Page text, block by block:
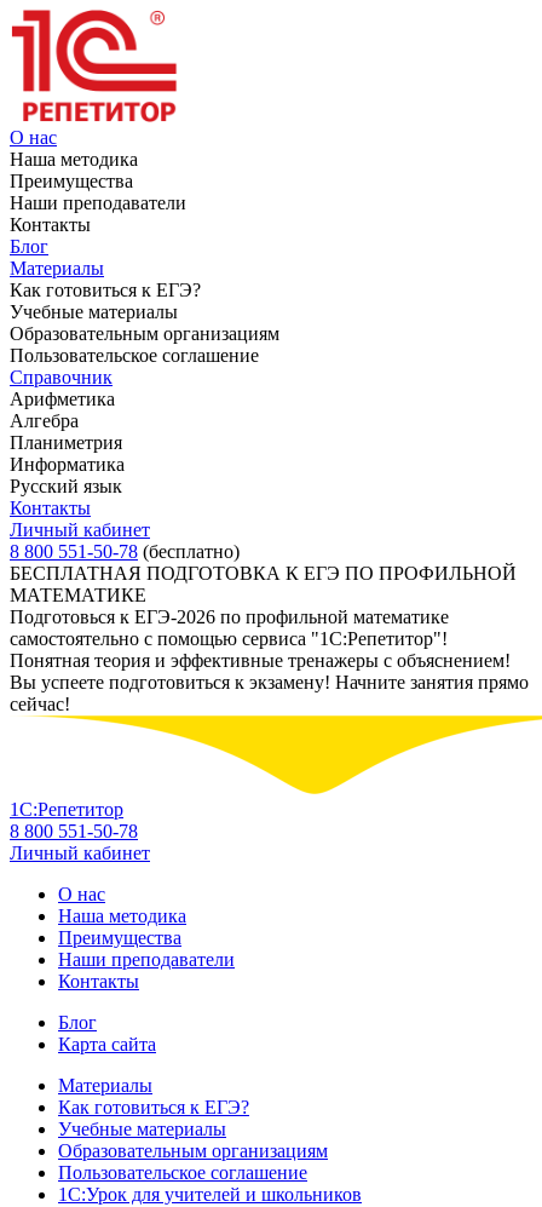
О нас
Наша методика
Преимущества
Наши преподаватели
Контакты
Блог
Материалы
Как готовиться к ЕГЭ?
Учебные материалы
Образовательным организациям
Пользовательское соглашение
Справочник
Арифметика
Алгебра
Планиметрия
Информатика
Русский язык
Контакты
Личный кабинет
8 800 551-50-78 (бесплатно)
БЕСПЛАТНАЯ ПОДГОТОВКА К ЕГЭ ПО ПРОФИЛЬНОЙ
МАТЕМАТИКЕ
Подготовься к ЕГЭ-2026 по профильной математике
самостоятельно с помощью сервиса "1С:Репетитор"!
Понятная теория и эффективные тренажеры с объяснением!
Вы успеете подготовиться к экзамену! Начните занятия прямо
сейчас!
1С:Репетитор
8 800 551-50-78
Личный кабинет
О нас
Наша методика
Преимущества
Наши преподаватели
Контакты
Блог
Карта сайта
Материалы
Как готовиться к ЕГЭ?
Учебные материалы
Образовательным организациям
Пользовательское соглашение
1С:Урок для учителей и школьников